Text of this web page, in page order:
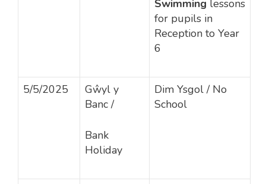
Swimming lessons
for pupils in
Reception to Year
6
5/5/2025
Gŵyl y
Banc /
Bank
Holiday
Dim Ysgol / No
School